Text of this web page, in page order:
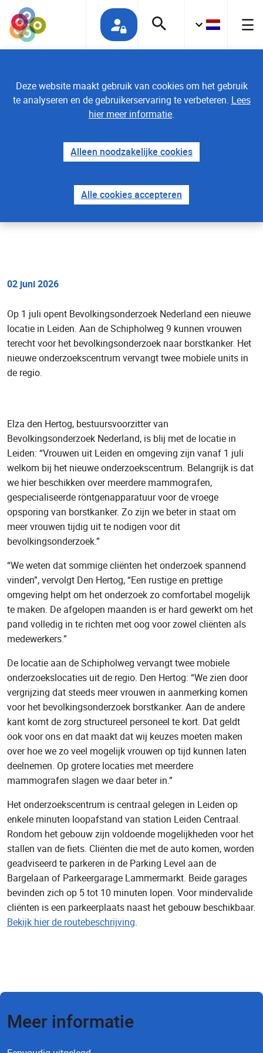
Deze website maakt gebruik van cookies om het gebruik
te analyseren en de gebruikerservaring te verbeteren. Lees
hier meer informatie.
Alleen noodzakelijke cookies
Alle cookies accepteren
Bevolkingsonderzoek
Nederland opent nieuwe
locatie in Leiden
02 juni 2026
Op 1 juli opent Bevolkingsonderzoek Nederland een nieuwe
locatie in Leiden. Aan de Schipholweg 9 kunnen vrouwen
terecht voor het bevolkingsonderzoek naar borstkanker. Het
nieuwe onderzoekscentrum vervangt twee mobiele units in
de regio.
Elza den Hertog, bestuursvoorzitter van
Bevolkingsonderzoek Nederland, is blij met de locatie in
Leiden: “Vrouwen uit Leiden en omgeving zijn vanaf 1 juli
welkom bij het nieuwe onderzoekscentrum. Belangrijk is dat
we hier beschikken over meerdere mammografen,
gespecialiseerde röntgenapparatuur voor de vroege
opsporing van borstkanker. Zo zijn we beter in staat om
meer vrouwen tijdig uit te nodigen voor dit
bevolkingsonderzoek.”
“We weten dat sommige cliënten het onderzoek spannend
vinden”, vervolgt Den Hertog, “Een rustige en prettige
omgeving helpt om het onderzoek zo comfortabel mogelijk
te maken. De afgelopen maanden is er hard gewerkt om het
pand volledig in te richten met oog voor zowel cliënten als
medewerkers.”
De locatie aan de Schipholweg vervangt twee mobiele
onderzoekslocaties uit de regio. Den Hertog: “We zien door
vergrijzing dat steeds meer vrouwen in aanmerking komen
voor het bevolkingsonderzoek borstkanker. Aan de andere
kant komt de zorg structureel personeel te kort. Dat geldt
ook voor ons en dat maakt dat wij keuzes moeten maken
over hoe we zo veel mogelijk vrouwen op tijd kunnen laten
deelnemen. Op grotere locaties met meerdere
mammografen slagen we daar beter in.”
Het onderzoekscentrum is centraal gelegen in Leiden op
enkele minuten loopafstand van station Leiden Centraal.
Rondom het gebouw zijn voldoende mogelijkheden voor het
stallen van de fiets. Cliënten die met de auto komen, worden
geadviseerd te parkeren in de Parking Level aan de
Bargelaan of Parkeergarage Lammermarkt. Beide garages
bevinden zich op 5 tot 10 minuten lopen. Voor mindervalide
cliënten is een parkeerplaats naast het gebouw beschikbaar.
Bekijk hier de routebeschrijving.
Meer informatie